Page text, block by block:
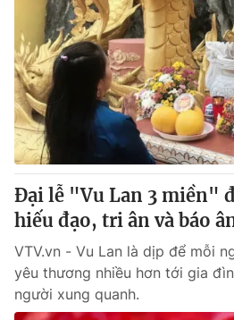
thuận bằng văn bản. Ghi rõ nguồn
thông tin từ website này.
Đại lễ "Vu Lan 3 miền"
hiếu đạo, tri ân và báo
VTV.vn - Vu Lan là dịp để mỗi
yêu thương nhiều hơn tới gia
người xung quanh.